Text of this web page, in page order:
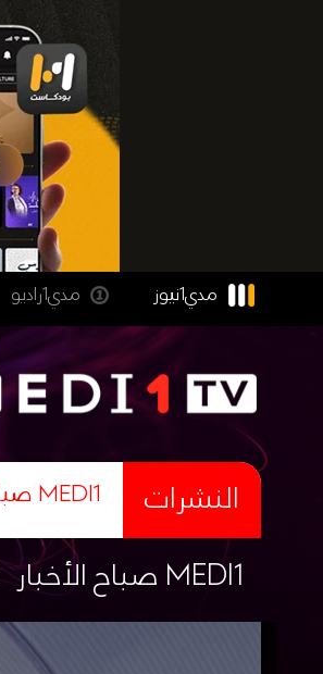
مدي1راديو مدي1نيوز
صباح الأخبار MEDI1 النشرات
صباح الأخبار MEDI1